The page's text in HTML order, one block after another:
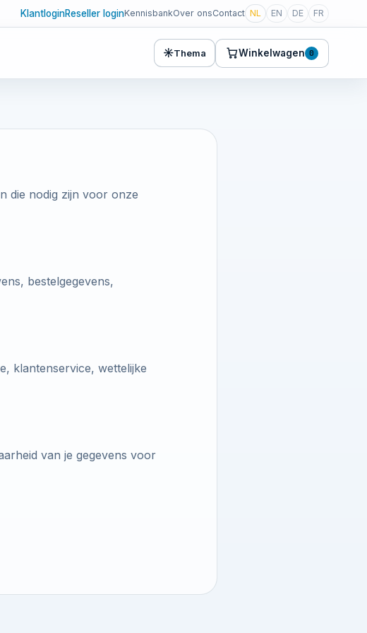
KlantloginReseller loginKennisbankOver onsContact NL EN DE FR
☀Thema Winkelwagen 0
die nodig zijn voor onze
bestelgegevens,
klantenservice, wettelijke
van je gegevens voor